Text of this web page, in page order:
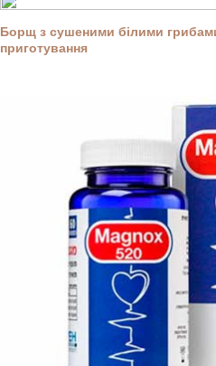
Борщ з сушеними білими
приготування